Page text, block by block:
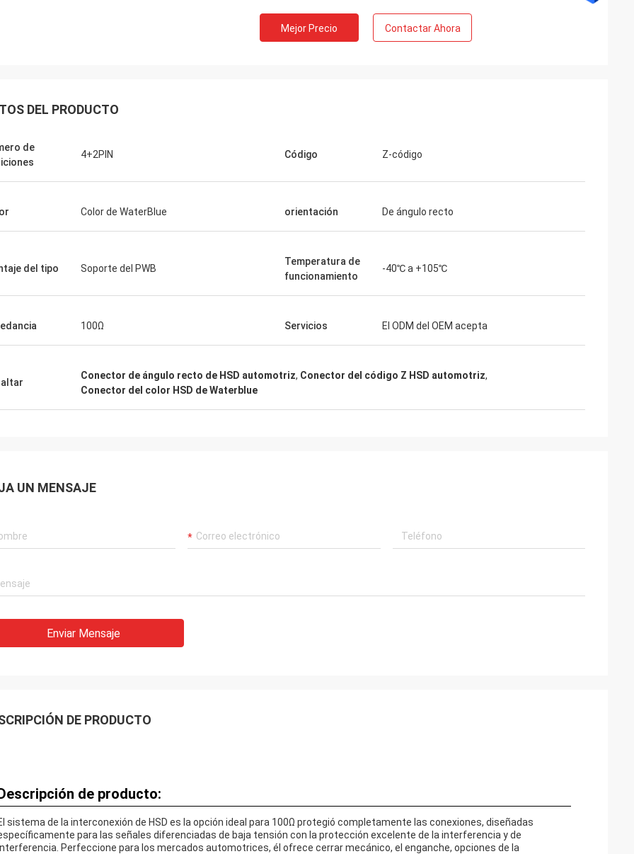
Mejor Precio Contactar Ahora
DEL PRODUCTO
de
4+2PIN Código Z-código
Color de WaterBlue orientación De ángulo recto
del tipo Soporte del PWB
Temperatura de
funcionamiento
-40℃ a +105℃
100Ω Servicios El ODM del OEM acepta
Conector de ángulo recto de HSD automotriz, Conector del código Z HSD automotriz,
Conector del color HSD de Waterblue
UN MENSAJE
Enviar Mensaje
DE PRODUCTO
de producto:
sistema de la interconexión de HSD es la opción ideal para 100Ω protegió completamente las conexiones, diseñadas
para las señales diferenciadas de baja tensión con la protección excelente de la interferencia y de
Perfeccione para los mercados automotrices, él ofrece cerrar mecánico, el enganche, opciones de la